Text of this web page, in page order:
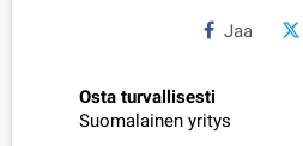
Jaa
Osta turvallisesti
Suomalainen yritys